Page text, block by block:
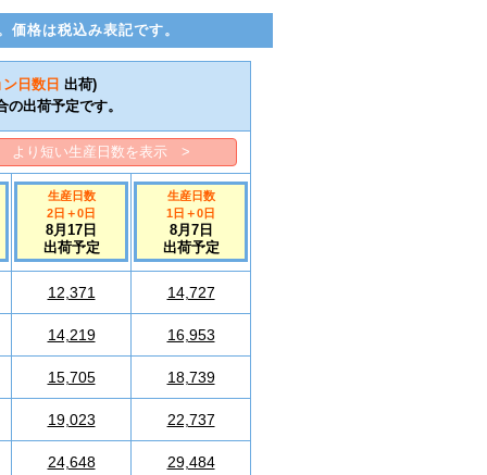
格は税込み表記です。
ン日数 日 出荷)
出荷予定です。
より短い生産日数を表示 >
生産日数
2日 ＋0日
8月17日
出荷予定
生産日数
1日 ＋0日
8月7日
出荷予定
12,371 14,727
14,219 16,953
15,705 18,739
19,023 22,737
24,648 29,484